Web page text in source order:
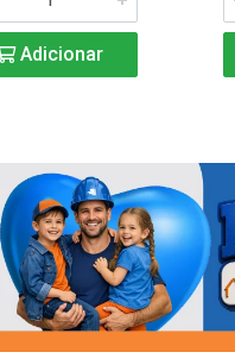
Adicionar